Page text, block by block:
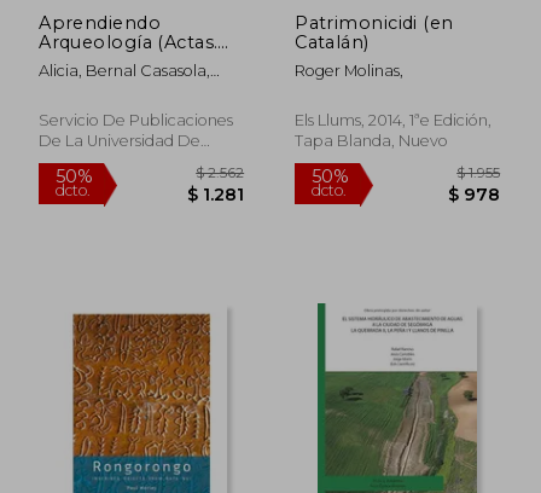
50%
dcto.
$ 2.404 50%
dcto.
Aprendiendo
Arqueología (Actas.
Historia y Arte; Cursos
Historia y Arte)
Alicia, Bernal Casasola,
Ángel, (Ed. Lit.) Arévalo
González
Servicio De Publicaciones
De La Universidad De
Cádiz, 2012, 1ª Edición, Tapa
Blanda, Nuevo
Patrimonicidi (en
Catalán)
Roger Molinas,
Els Llums, 2014, 1ªe Edición,
Tapa Blanda, Nuevo